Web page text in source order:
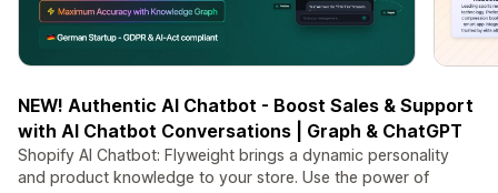
NEW! Authentic AI Chatbot - Boost Sales & Support
with AI Chatbot Conversations | Graph & ChatGPT
Shopify AI Chatbot: Flyweight brings a dynamic personality
and product knowledge to your store. Use the power of